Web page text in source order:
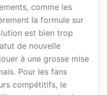
comme les
la formule sur
est bien trop
de nouvelle
à une grosse mise
Pour les fans
compétitifs, le